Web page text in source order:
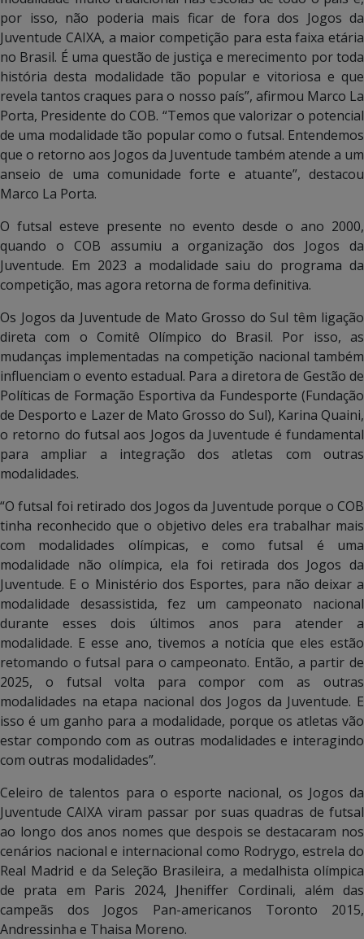
por isso, não poderia mais ficar de fora dos Jogos da
Juventude CAIXA, a maior competição para esta faixa etária
no Brasil. É uma questão de justiça e merecimento por toda
história desta modalidade tão popular e vitoriosa e que
revela tantos craques para o nosso país”, afirmou Marco La
Porta, Presidente do COB. “Temos que valorizar o potencial
de uma modalidade tão popular como o futsal. Entendemos
que o retorno aos Jogos da Juventude também atende a um
anseio de uma comunidade forte e atuante”, destacou
Marco La Porta.
O futsal esteve presente no evento desde o ano 2000,
quando o COB assumiu a organização dos Jogos da
Juventude. Em 2023 a modalidade saiu do programa da
competição, mas agora retorna de forma definitiva.
Os Jogos da Juventude de Mato Grosso do Sul têm ligação
direta com o Comitê Olímpico do Brasil. Por isso, as
mudanças implementadas na competição nacional também
influenciam o evento estadual. Para a diretora de Gestão de
Políticas de Formação Esportiva da Fundesporte (Fundação
de Desporto e Lazer de Mato Grosso do Sul), Karina Quaini,
o retorno do futsal aos Jogos da Juventude é fundamental
para ampliar a integração dos atletas com outras
modalidades.
“O futsal foi retirado dos Jogos da Juventude porque o COB
tinha reconhecido que o objetivo deles era trabalhar mais
com modalidades olímpicas, e como futsal é uma
modalidade não olímpica, ela foi retirada dos Jogos da
Juventude. E o Ministério dos Esportes, para não deixar a
modalidade desassistida, fez um campeonato nacional
durante esses dois últimos anos para atender a
modalidade. E esse ano, tivemos a notícia que eles estão
retomando o futsal para o campeonato. Então, a partir de
2025, o futsal volta para compor com as outras
modalidades na etapa nacional dos Jogos da Juventude. E
isso é um ganho para a modalidade, porque os atletas vão
estar compondo com as outras modalidades e interagindo
com outras modalidades”.
Celeiro de talentos para o esporte nacional, os Jogos da
Juventude CAIXA viram passar por suas quadras de futsal
ao longo dos anos nomes que despois se destacaram nos
cenários nacional e internacional como Rodrygo, estrela do
Real Madrid e da Seleção Brasileira, a medalhista olímpica
de prata em Paris 2024, Jheniffer Cordinali, além das
campeãs dos Jogos Pan-americanos Toronto 2015,
Andressinha e Thaisa Moreno.